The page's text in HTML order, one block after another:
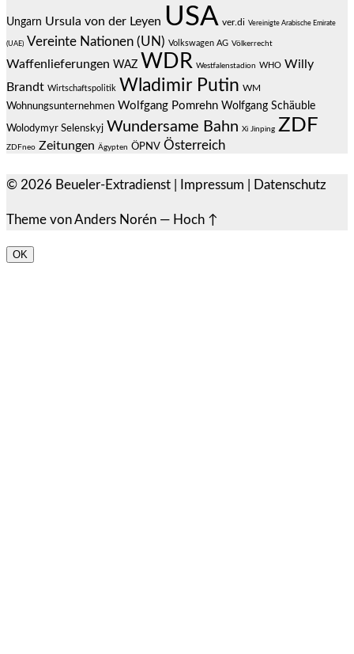
Ungarn Ursula von der Leyen USA ver.di Vereinigte Arabische Emirate
(UAE) Vereinte Nationen (UN) Volkswagen AG Völkerrecht
Waffenlieferungen WAZ WDR Westfalenstadion WHO Willy
Brandt Wirtschaftspolitik Wladimir Putin WM
Wohnungsunternehmen Wolfgang Pomrehn Wolfgang Schäuble
Wolodymyr Selenskyj Wundersame Bahn Xi Jinping ZDF
ZDFneo Zeitungen Ägypten ÖPNV Österreich
© 2026 Beueler-Extradienst Impressum Datenschutz
Theme vonAnders Norén — Hoch ↑
OK